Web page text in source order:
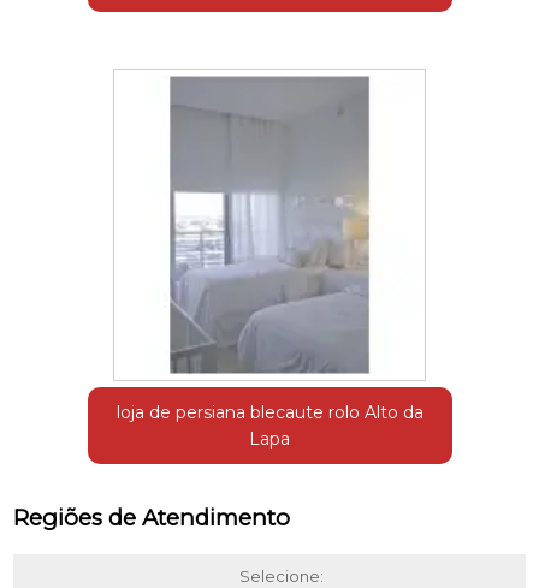
loja de persiana blecaute rolo Alto da
Lapa
Regiões de Atendimento
Selecione: